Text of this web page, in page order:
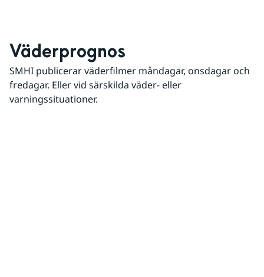
Väderprognos
SMHI publicerar väderfilmer måndagar, onsdagar och
fredagar. Eller vid särskilda väder- eller
varningssituationer.